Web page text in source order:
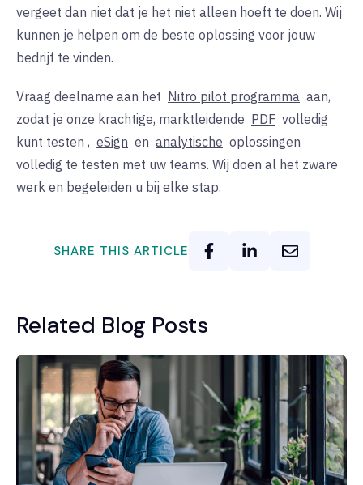
vergeet dan niet dat je het niet alleen hoeft te doen. Wij
kunnen je helpen om de beste oplossing voor jouw
bedrijf te vinden.
Vraag deelname aan het Nitro pilot programma aan,
zodat je onze krachtige, marktleidende PDF volledig
kunt testen , eSign en analytische oplossingen
volledig te testen met uw teams. Wij doen al het zware
werk en begeleiden u bij elke stap.
SHARE THIS ARTICLE
Related Blog Posts